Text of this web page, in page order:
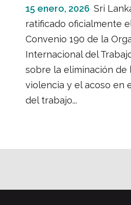
15 enero, 2026 Sri
ratificado oficialmente
Convenio 190 de la
Internacional del
sobre la eliminación de
violencia y el acoso en
del trabajo...